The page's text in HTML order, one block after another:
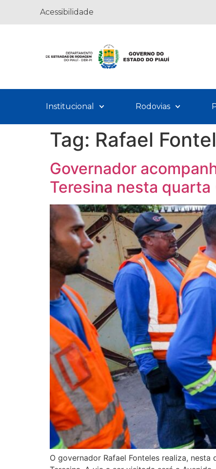
Acessibilidade
Institucional Rodovias
Tag: Rafael
Governador
Teresina nesta quarta
O governador Rafael Fonteles realiza,